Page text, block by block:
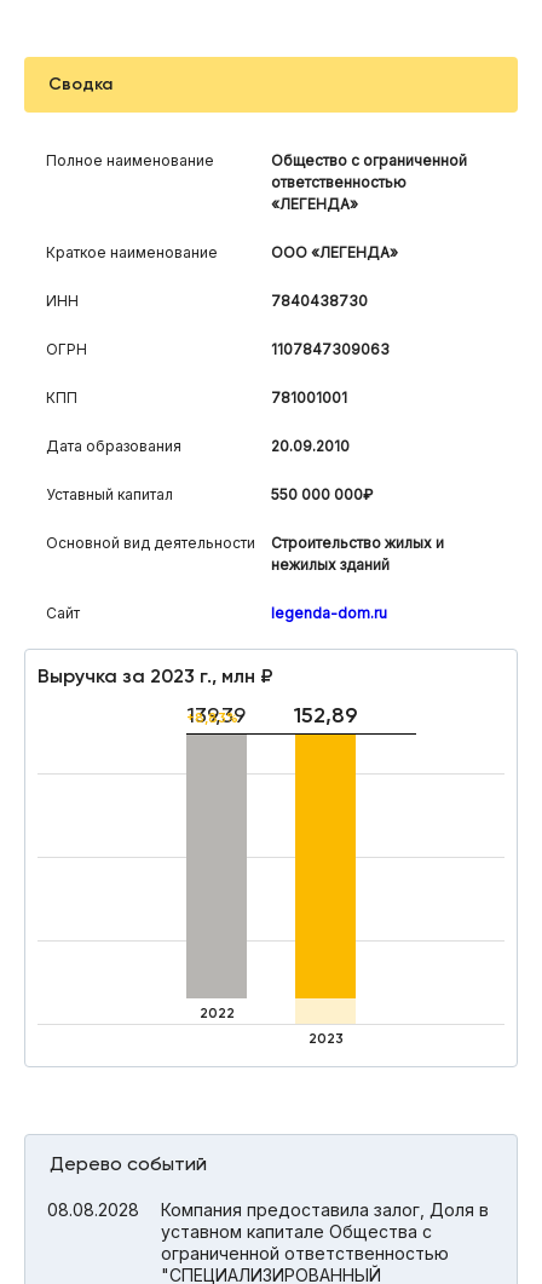
Сводка
Полное наименование
Общество с ограниченной
ответственностью
«ЛЕГЕНДА»
Краткое наименование ООО «ЛЕГЕНДА»
ИНН 7840438730
ОГРН 1107847309063
КПП 781001001
Дата образования 20.09.2010
Уставный капитал 550 000 000₽
Основной вид деятельности
Строительство жилых и
нежилых зданий
Сайт legenda-dom.ru
Выручка за 2023 г., млн ₽
139,39
2022
152,89
+8,83%
2023
Дерево событий
08.08.2028
Компания предоставила залог, Доля в
уставном капитале Общества с
ограниченной ответственностью
"СПЕЦИАЛИЗИРОВАННЫЙ